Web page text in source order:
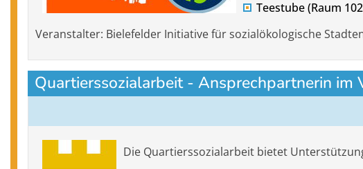
Teestube (Raum
Veranstalter: Bielefelder Initiative für sozialökologische
Quartierssozialarbeit - Ansprechpartnerin im
Die Quartierssozialarbeit bietet